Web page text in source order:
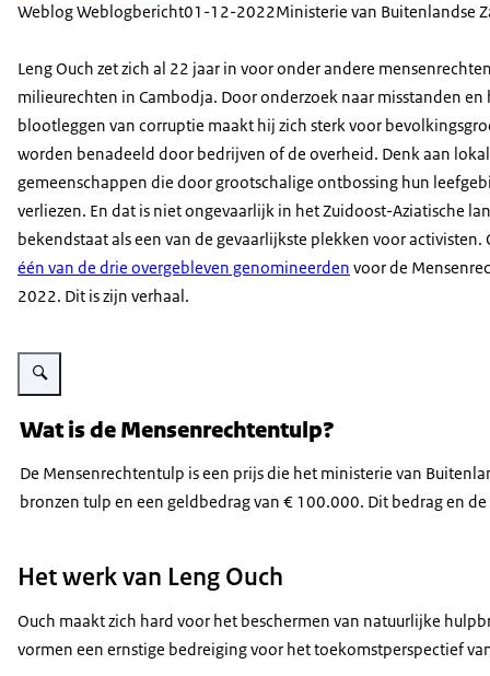
Weblog Weblogbericht01-12-2022Ministerie van Buitenlandse
Leng Ouch zet zich al 22 jaar in voor onder andere
milieurechten in Cambodja. Door onderzoek naar misstanden en
blootleggen van corruptie maakt hij zich sterk voor
worden benadeeld door bedrijven of de overheid. Denk aan
gemeenschappen die door grootschalige ontbossing hun
verliezen. En dat is niet ongevaarlijk in het Zuidoost-Aziatische
bekendstaat als een van de gevaarlijkste plekken voor activisten.
één van de drie overgebleven genomineerden voor de
2022. Dit is zijn verhaal.
Vergroot afbeelding Leng Ouch
Wat is de Mensenrechtentulp?
De Mensenrechtentulp is een prijs die het ministerie van
bronzen tulp en een geldbedrag van € 100.000. Dit bedrag en
Het werk van Leng Ouch
Ouch maakt zich hard voor het beschermen van natuurlijke
vormen een ernstige bedreiging voor het toekomstperspectief